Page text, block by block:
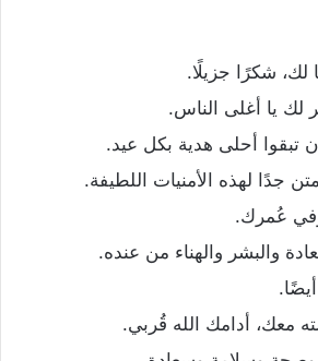
لك، شكرًا جزيلًا.
لك يا أغلى الناس.
تبقوا أحلى هدية بكل عيد.
جدًا لهذه الأمنيات اللطيفة.
وفي عُمرك.
والبشر والهناء من عنده.
معك، أدامك الله قُربي.